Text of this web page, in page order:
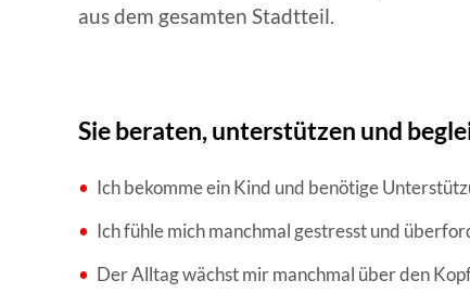
aus dem gesamten Stadtteil.
Sie beraten, unterstützen und
Ich bekomme ein Kind und benötige
Ich fühle mich manchmal gestresst und
Der Alltag wächst mir manchmal über den